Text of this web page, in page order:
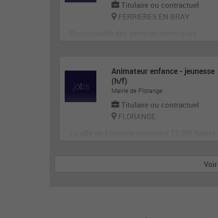
Titulaire ou contractuel
FERRIERES EN BRAY
Animateur enfance - jeunesse
(h/f)
Mairie de Florange
Titulaire ou contractuel
FLORANGE
té les enfants dans le cadre des accueils de